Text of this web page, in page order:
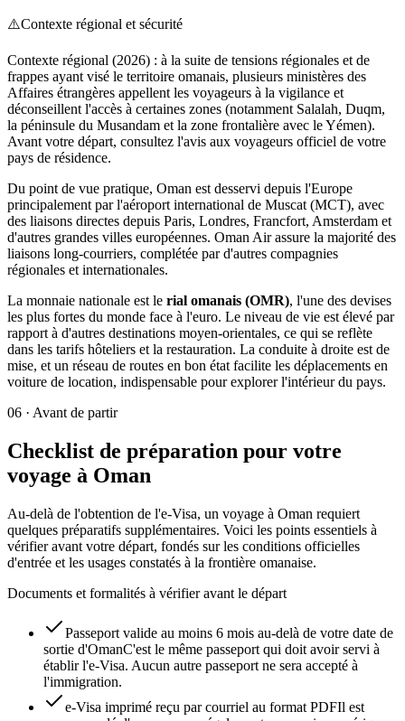
⚠️Contexte régional et sécurité
Contexte régional (2026) : à la suite de tensions régionales et de
frappes ayant visé le territoire omanais, plusieurs ministères des
Affaires étrangères appellent les voyageurs à la vigilance et
déconseillent l'accès à certaines zones (notamment Salalah, Duqm,
la péninsule du Musandam et la zone frontalière avec le Yémen).
Avant votre départ, consultez l'avis aux voyageurs officiel de votre
pays de résidence.
Du point de vue pratique, Oman est desservi depuis l'Europe
principalement par l'aéroport international de Muscat (MCT), avec
des liaisons directes depuis Paris, Londres, Francfort, Amsterdam et
d'autres grandes villes européennes. Oman Air assure la majorité des
liaisons long-courriers, complétée par d'autres compagnies
régionales et internationales.
La monnaie nationale est le rial omanais (OMR), l'une des devises
les plus fortes du monde face à l'euro. Le niveau de vie est élevé par
rapport à d'autres destinations moyen-orientales, ce qui se reflète
dans les tarifs hôteliers et la restauration. La conduite à droite est de
mise, et un réseau de routes en bon état facilite les déplacements en
voiture de location, indispensable pour explorer l'intérieur du pays.
06 · Avant de partir
Checklist de préparation pour votre
voyage à Oman
Au-delà de l'obtention de l'e-Visa, un voyage à Oman requiert
quelques préparatifs supplémentaires. Voici les points essentiels à
vérifier avant votre départ, fondés sur les conditions officielles
d'entrée et les usages constatés à la frontière omanaise.
Documents et formalités à vérifier avant le départ
Passeport valide au moins 6 mois au-delà de votre date de
sortie d'OmanC'est le même passeport qui doit avoir servi à
établir l'e-Visa. Aucun autre passeport ne sera accepté à
l'immigration.
e-Visa imprimé reçu par courriel au format PDFIl est